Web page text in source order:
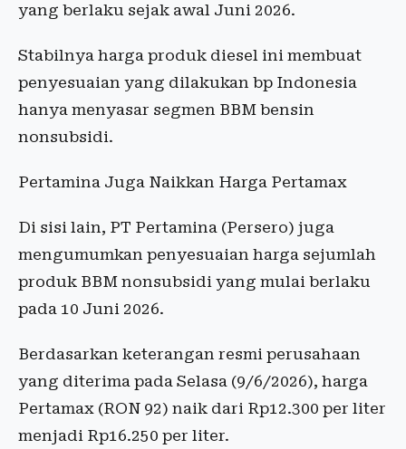
yang berlaku sejak awal Juni 2026.
Stabilnya harga produk diesel ini membuat
penyesuaian yang dilakukan bp Indonesia
hanya menyasar segmen BBM bensin
nonsubsidi.
Pertamina Juga Naikkan Harga Pertamax
Di sisi lain, PT Pertamina (Persero) juga
mengumumkan penyesuaian harga sejumlah
produk BBM nonsubsidi yang mulai berlaku
pada 10 Juni 2026.
Berdasarkan keterangan resmi perusahaan
yang diterima pada Selasa (9/6/2026), harga
Pertamax (RON 92) naik dari Rp12.300 per liter
menjadi Rp16.250 per liter.